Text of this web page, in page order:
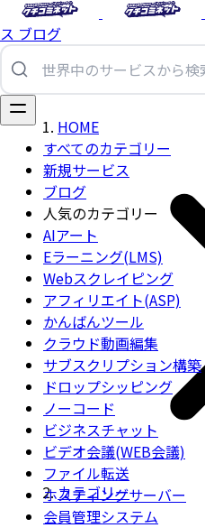
ス ブログ
すべてのカテゴリー
新規サービス
ブログ
人気のカテゴリー
AIアート
Eラーニング(LMS)
Webスクレイピング
アフィリエイト(ASP)
かんばんツール
クラウド動画編集
サブスクリプション構築
ドロップシッピング
ノーコード
ビジネスチャット
ビデオ会議(WEB会議)
ファイル転送
ホスティングサーバー
会員管理システム
HOME
カテゴリー